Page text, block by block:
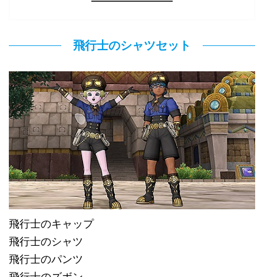
飛行士のシャツセット
飛行士のキャップ
飛行士のシャツ
飛行士のパンツ